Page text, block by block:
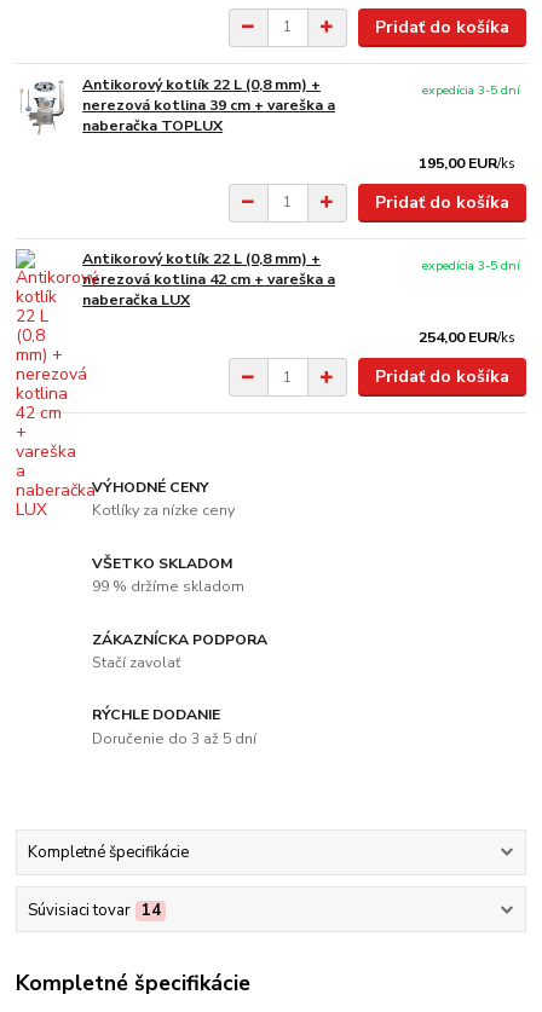
Pridať do košíka
Antikorový kotlík 22 L (0,8 mm) +
nerezová kotlina 39 cm + vareška a
naberačka TOPLUX
195,00 EUR/ks
expedícia 3-5 dní
Pridať do košíka
Antikorový kotlík 22 L (0,8 mm) +
nerezová kotlina 42 cm + vareška a
naberačka LUX
254,00 EUR/ks
expedícia 3-5 dní
Pridať do košíka
VÝHODNÉ CENY
Kotlíky za nízke ceny
VŠETKO SKLADOM
99 % držíme skladom
ZÁKAZNÍCKA PODPORA
Stačí zavolať
RÝCHLE DODANIE
Doručenie do 3 až 5 dní
Kompletné špecifikácie
Súvisiaci tovar 14
Kompletné špecifikácie